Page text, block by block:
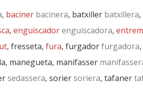
, baciner bacinera, batxiller batxillera
, enguiscadorenguiscadora,
, fresseta, fura, furgadorfurgadora
manegueta, manifasser
sedassera, soriersoriera, tafaner